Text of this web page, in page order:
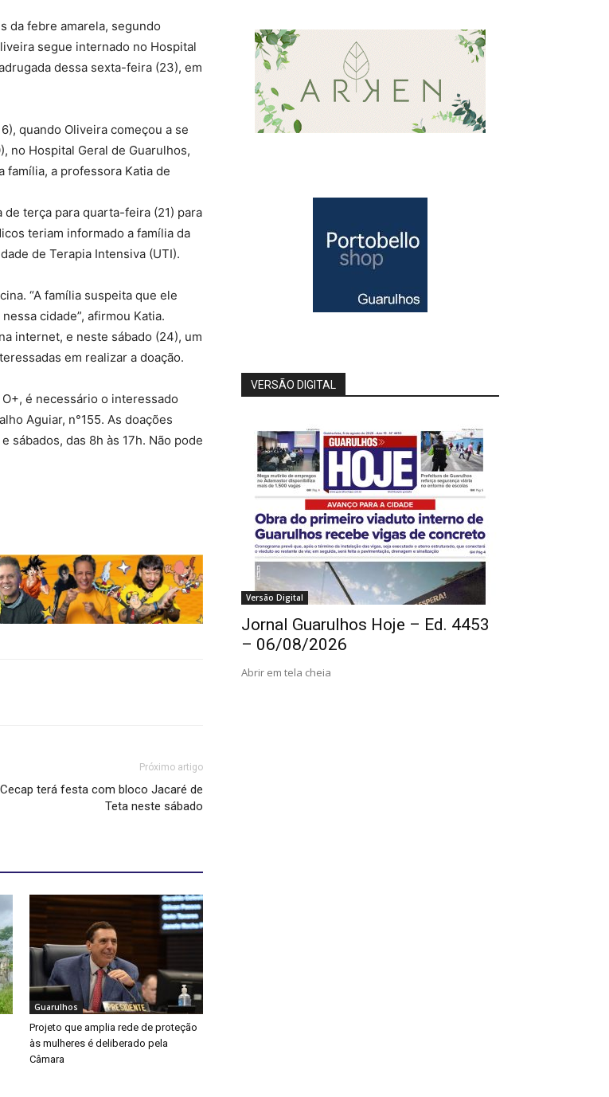
da febre amarela, segundo
segue internado no Hospital
dessa sexta-feira (23), em
quando Oliveira começou a se
no Hospital Geral de Guarulhos,
família, a professora Katia de
terça para quarta-feira (21) para
teriam informado a família da
de Terapia Intensiva (UTI).
“A família suspeita que ele
cidade”, afirmou Katia.
internet, e neste sábado (24), um
em realizar a doação.
é necessário o interessado
Aguiar, n°155. As doações
sábados, das 8h às 17h. Não pode
Próximo artigo
terá festa com bloco Jacaré de
Teta neste sábado
Guarulhos
Projeto que amplia rede de proteção
às mulheres é deliberado pela
Câmara
VERSÃO DIGITAL
Versão Digital
Jornal Guarulhos Hoje – Ed. 4453
– 06/08/2026
Abrir em tela cheia